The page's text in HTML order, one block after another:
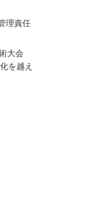
理責任
大会
を越え